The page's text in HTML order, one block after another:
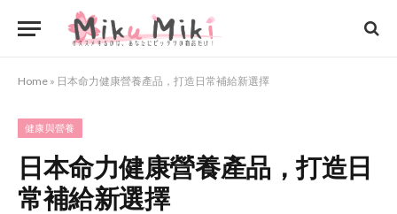
Home » 日本命力健康營養產品，打造日常補給新選擇
健康與營養
日本命力健康營養產品，打造日
常補給新選擇